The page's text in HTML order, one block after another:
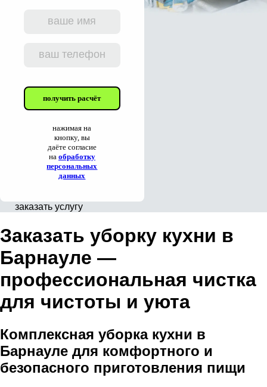
получить расчёт
нажимая на
кнопку, вы
даёте согласие
на обработку
персональных
данных
заказать услугу
Заказать уборку кухни в
Барнауле —
профессиональная чистка
для чистоты и уюта
Комплексная уборка кухни в
Барнауле для комфортного и
безопасного приготовления пищи